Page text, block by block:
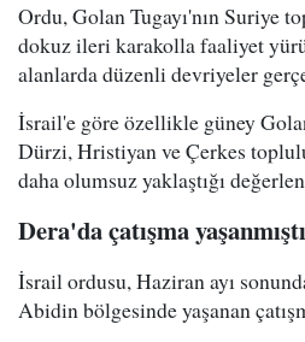
Ordu, Golan Tugayı'nın Suriye
dokuz ileri karakolla faaliyet
alanlarda düzenli devriyeler
İsrail'e göre özellikle güney
Dürzi, Hristiyan ve Çerkes
daha olumsuz yaklaştığı
Dera'da çatışma yaşanmıştı
İsrail ordusu, Haziran ayı
Abidin bölgesinde yaşanan